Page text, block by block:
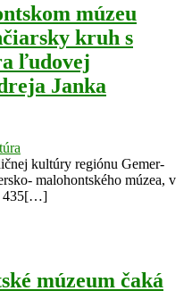
múzeu
kruh s
ľudovej
Janka
kultúry regiónu Gemer-
malohontského múzea, v
435[…]
múzeum čaká